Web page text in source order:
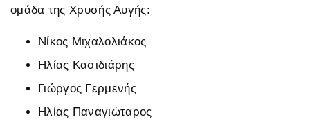
ομάδα της Χρυσής Αυγής:
Νίκος Μιχαλολιάκος
Ηλίας Κασιδιάρης
Γιώργος Γερμενής
Ηλίας Παναγιώταρος